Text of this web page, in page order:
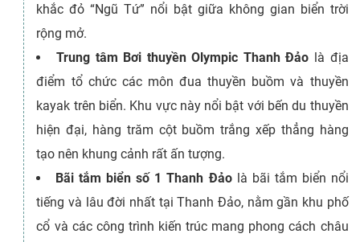
khắc đỏ “Ngũ Tứ” nổi bật giữa không gian biển trời
rộng mở.
Trung tâm Bơi thuyền Olympic Thanh Đảo là địa
điểm tổ chức các môn đua thuyền buồm và thuyền
kayak trên biển. Khu vực này nổi bật với bến du thuyền
hiện đại, hàng trăm cột buồm trắng xếp thẳng hàng
tạo nên khung cảnh rất ấn tượng.
Bãi tắm biển số 1 Thanh Đảo là bãi tắm biển nổi
tiếng và lâu đời nhất tại Thanh Đảo, nằm gần khu phố
cổ và các công trình kiến trúc mang phong cách châu